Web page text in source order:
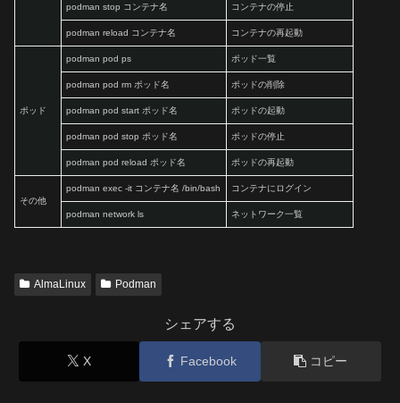
podman stop コンテナ名 コンテナの停止
podman reload コンテナ名 コンテナの再起動
ポッド
podman pod ps ポッド一覧
podman pod rm ポッド名 ポッドの削除
podman pod start ポッド名 ポッドの起動
podman pod stop ポッド名 ポッドの停止
podman pod reload ポッド名 ポッドの再起動
その他
podman exec -it コンテナ名 /bin/bash コンテナにログイン
podman network ls ネットワーク一覧
AlmaLinux Podman
シェアする
X Facebook コピー